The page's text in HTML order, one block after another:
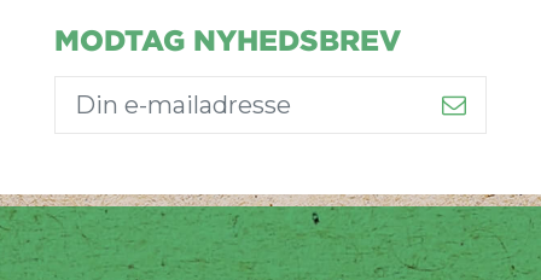
MODTAG NYHEDSBREV